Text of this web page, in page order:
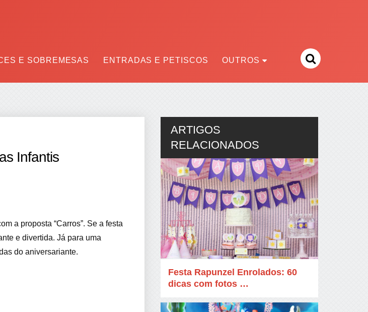
E SOBREMESAS ENTRADAS E PETISCOS OUTROS
Infantis
a proposta “Carros”. Se a festa
e divertida. Já para uma
do aniversariante.
ARTIGOS
RELACIONADOS
Festa Rapunzel Enrolados: 60
dicas com fotos …